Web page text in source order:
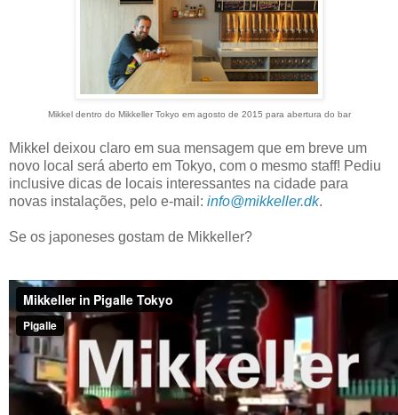
Mikkel dentro do Mikkeller Tokyo em agosto de 2015 para abertura do bar
Mikkel deixou claro em sua mensagem que em breve um
novo local será aberto em Tokyo, com o mesmo staff! Pediu
inclusive dicas de locais interessantes na cidade para
novas instalações, pelo e-mail: info@mikkeller.dk.
Se os japoneses gostam de Mikkeller?